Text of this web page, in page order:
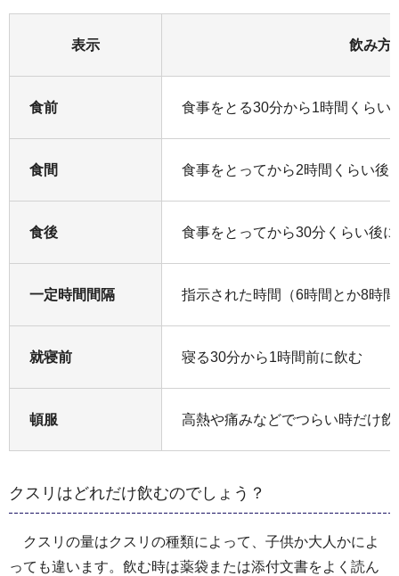
表示 飲み方
食前 食事をとる30分から1時間くらい
食間 食事をとってから2時間くらい後
食後 食事をとってから30分くらい後
一定時間間隔 指示された時間（6時間とか8時
就寝前 寝る30分から1時間前に飲む
頓服 高熱や痛みなどでつらい時だけ飲
クスリはどれだけ飲むのでしょう？
クスリの量はクスリの種類によって、子供か大人かによ
っても違います。飲む時は薬袋または添付文書をよく読ん